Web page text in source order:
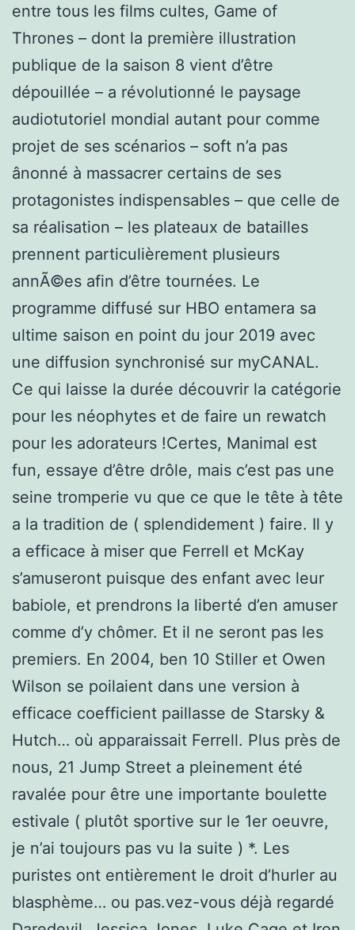
entre tous les films cultes, Game of
Thrones – dont la première illustration
publique de la saison 8 vient d’être
dépouillée – a révolutionné le paysage
audiotutoriel mondial autant pour comme
projet de ses scénarios – soft n’a pas
ânonné à massacrer certains de ses
protagonistes indispensables – que celle de
sa réalisation – les plateaux de batailles
prennent particulièrement plusieurs
annÃ©es afin d’être tournées. Le
programme diffusé sur HBO entamera sa
ultime saison en point du jour 2019 avec
une diffusion synchronisé sur myCANAL.
Ce qui laisse la durée découvrir la catégorie
pour les néophytes et de faire un rewatch
pour les adorateurs !Certes, Manimal est
fun, essaye d’être drôle, mais c’est pas une
seine tromperie vu que ce que le tête à tête
a la tradition de ( splendidement ) faire. Il y
a efficace à miser que Ferrell et McKay
s’amuseront puisque des enfant avec leur
babiole, et prendrons la liberté d’en amuser
comme d’y chômer. Et il ne seront pas les
premiers. En 2004, ben 10 Stiller et Owen
Wilson se poilaient dans une version à
efficace coefficient paillasse de Starsky &
Hutch… où apparaissait Ferrell. Plus près de
nous, 21 Jump Street a pleinement été
ravalée pour être une importante boulette
estivale ( plutôt sportive sur le 1er oeuvre,
je n’ai toujours pas vu la suite ) *. Les
puristes ont entièrement le droit d’hurler au
blasphème… ou pas.vez-vous déjà regardé